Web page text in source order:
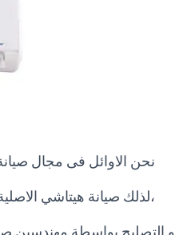
نحن الاوائل فى مجال
،لذلك صيانة هيتاشي
و التصليح بواسطة مهندسين